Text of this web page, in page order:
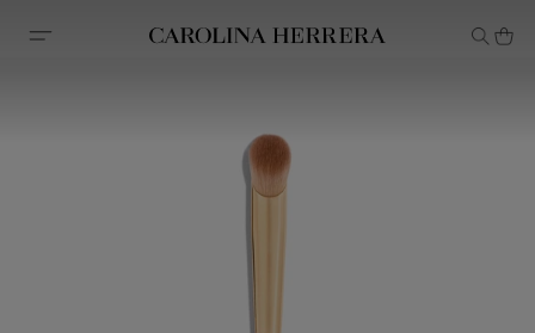
Erklärung zur Barrierefreiheit (Link)